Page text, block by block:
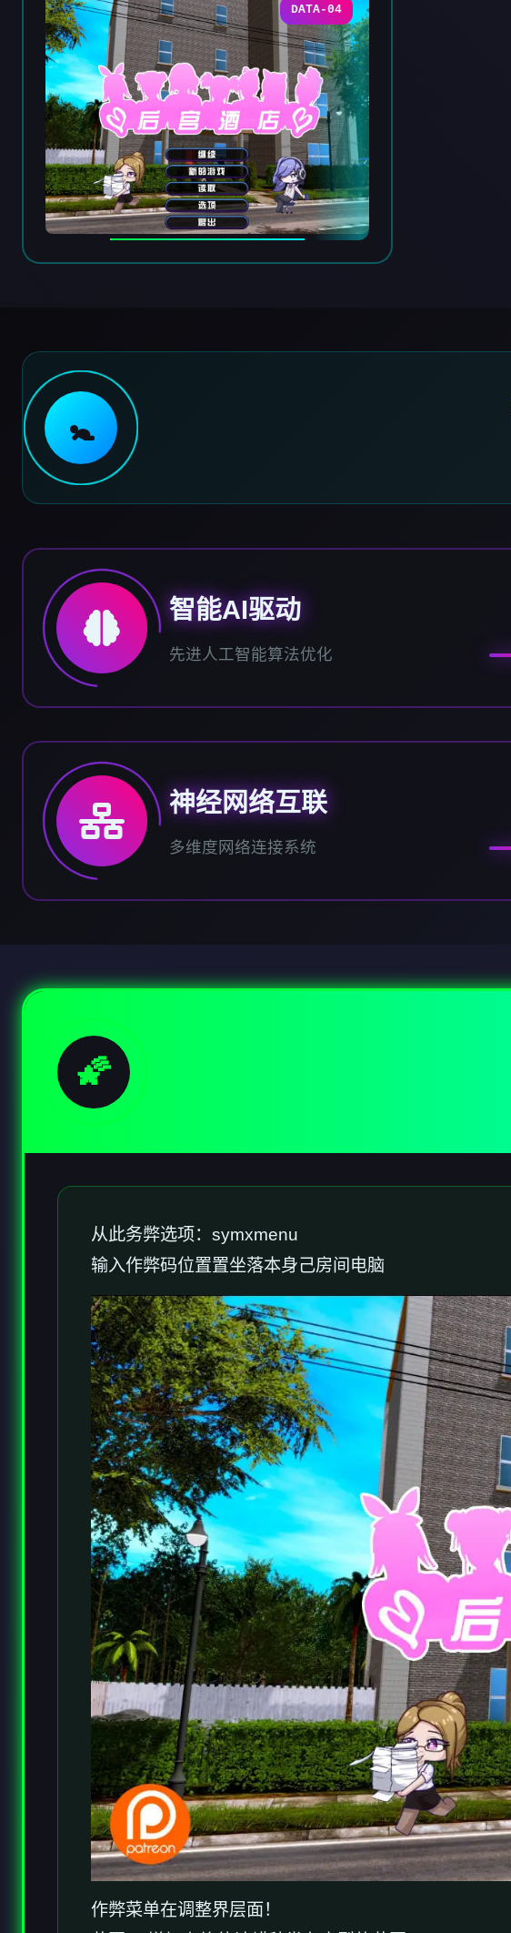
DATA-04
🚼
智能AI驱动
先进人工智能算法优化
神经网络互联
多维度网络连接系统
🌠
从此务弊选项：symxmenu
输入作弊码位置置坐落本身己房间电脑
作弊菜单在调整界层面！